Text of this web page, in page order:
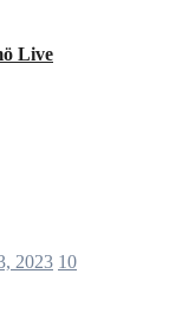
Live
2023 10